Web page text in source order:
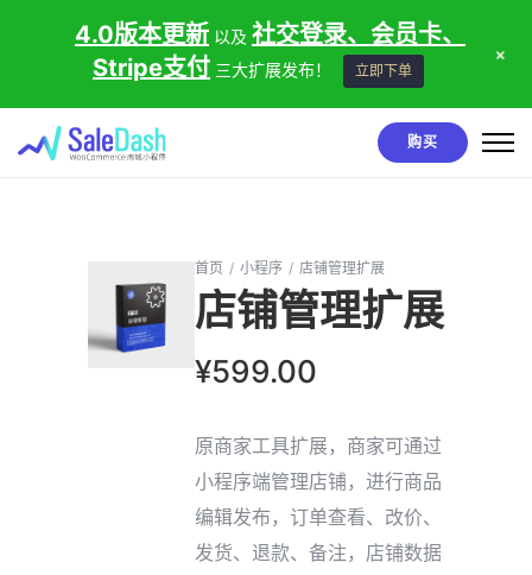
购买
首页 / 小程序 / 店铺管理扩展
店铺管理扩展
¥599.00
原商家工具扩展，商家可通过
小程序端管理店铺，进行商品
编辑发布，订单查看、改价、
发货、退款、备注，店铺数据
4.0版本更新 以及 社交登录、会员卡、
Stripe支付 三大扩展发布！ 立即下单
+